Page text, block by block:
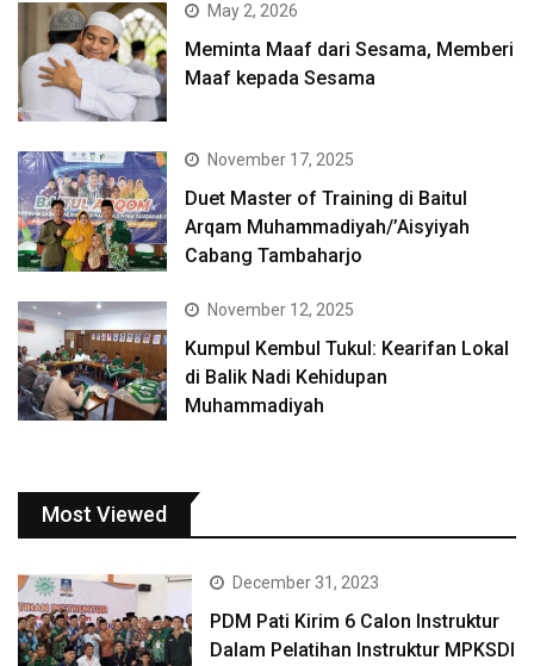
May 2, 2026
Meminta Maaf dari Sesama, Memberi
Maaf kepada Sesama
November 17, 2025
Duet Master of Training di Baitul
Arqam Muhammadiyah/’Aisyiyah
Cabang Tambaharjo
November 12, 2025
Kumpul Kembul Tukul: Kearifan Lokal
di Balik Nadi Kehidupan
Muhammadiyah
Most Viewed
December 31, 2023
PDM Pati Kirim 6 Calon Instruktur
Dalam Pelatihan Instruktur MPKSDI